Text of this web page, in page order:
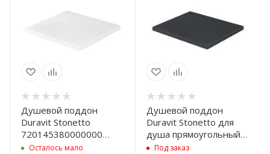
Душевой поддон
Duravit Stonetto
720145380000000
композитный, 90x80х5
Осталось мало
Душевой поддон
Duravit Stonetto для
душа прямоугольный
1000х800х50 мм.,
Под заказ